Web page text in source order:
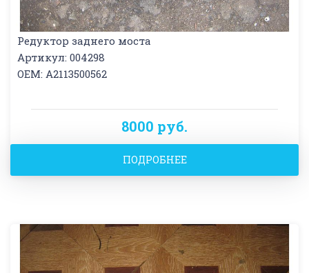
Редуктор заднего моста
Артикул: 004298
OEM: A2113500562
8000 руб.
ПОДРОБНЕЕ